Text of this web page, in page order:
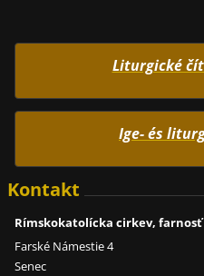
Liturgické
Ige- és
Kontakt
Rímskokatolícka cirkev, farnosť
Farské Námestie 4
Senec